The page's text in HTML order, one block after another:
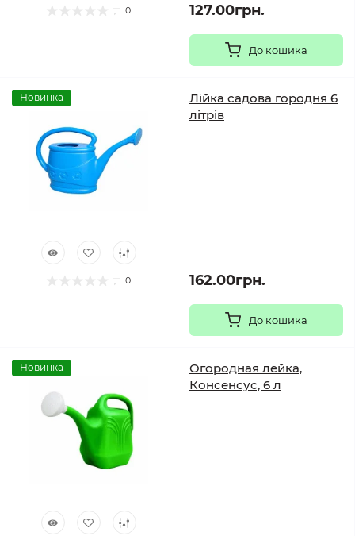
0 127.00грн.
До кошика
Новинка
0
Лійка садова городня 6
літрів
162.00грн.
До кошика
Новинка
Огородная лейка,
Консенсус, 6 л